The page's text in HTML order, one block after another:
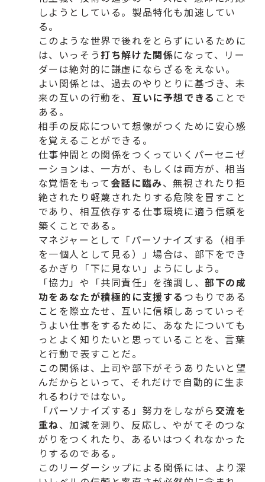
しようとしている。 製品特化も加速してい
る。
このような世界で後れをとらずにいるために
は、 いっそう 打ち解けた関係になって、 リー
ダーは絶対的に謙虚にならざるをえない。
よい関係とは、過去のやりとりに基づき、未
来の互いの行動を、 互いに予想できる ことで
ある。
相手の反応について想像がつくために安心感
を覚えることができる 。
仕事仲間との関係をつくっていくパーセニゼ
ーションは、 一方が、もしくは両方が、相当
な覚悟をもって 会話に臨み、無視されたり拒
絶されたり軽蔑されたりする危険を冒すこと
であり 、相互依存する仕事環境に適う信頼を
築くことである。
マネジャーとして「パーソナイズする（相手
を一個人として見る） 」場合は、部下をでき
るかぎり「下に見ない」ようにしよう。
「協力」や「共同責任」を強調し、部下の成
功をあなたが積極的に支援する つもりである
ことを際立たせ、互いに信頼しあっていっそ
うよい仕事をするために、 あなたについても
っとよく知りたいと思っていることを、言葉
と行動で表すことだ。
この関係は、上司や部下がそうありたいと望
んだからといって、 それだけで自動的に生ま
れるわけではない。
「パーソナイズする」 努力をしながら交流を
重ね、加減を測り、反応し、やがてそのつな
がりをつくれたり、 あるいはつくれなかった
りするのである。
このリーダーシップによる関係には、 より深